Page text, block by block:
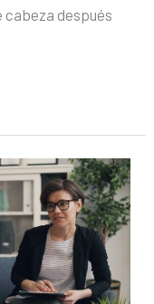
cabeza después